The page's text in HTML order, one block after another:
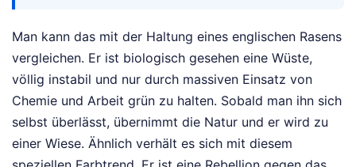
Man kann das mit der Haltung eines englischen Rasens
vergleichen. Er ist biologisch gesehen eine Wüste,
völlig instabil und nur durch massiven Einsatz von
Chemie und Arbeit grün zu halten. Sobald man ihn sich
selbst überlässt, übernimmt die Natur und er wird zu
einer Wiese. Ähnlich verhält es sich mit diesem